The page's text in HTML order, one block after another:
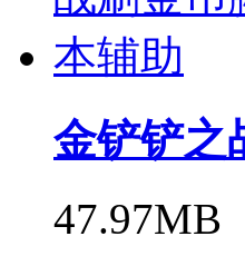
金铲铲之
47.97MB